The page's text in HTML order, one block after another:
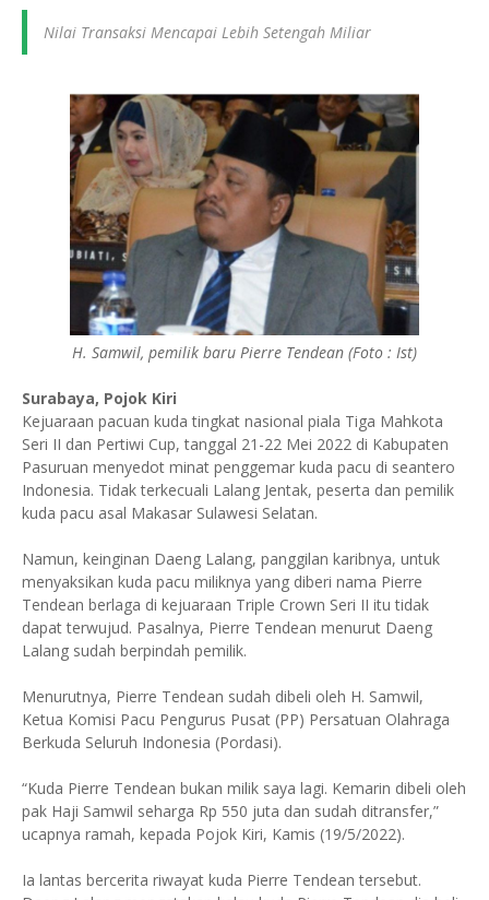
Nilai Transaksi Mencapai Lebih Setengah Miliar
H. Samwil, pemilik baru Pierre Tendean (Foto : Ist)
Surabaya, Pojok Kiri
Kejuaraan pacuan kuda tingkat nasional piala Tiga Mahkota
Seri II dan Pertiwi Cup, tanggal 21-22 Mei 2022 di Kabupaten
Pasuruan menyedot minat penggemar kuda pacu di seantero
Indonesia. Tidak terkecuali Lalang Jentak, peserta dan pemilik
kuda pacu asal Makasar Sulawesi Selatan.
Namun, keinginan Daeng Lalang, panggilan karibnya, untuk
menyaksikan kuda pacu miliknya yang diberi nama Pierre
Tendean berlaga di kejuaraan Triple Crown Seri II itu tidak
dapat terwujud. Pasalnya, Pierre Tendean menurut Daeng
Lalang sudah berpindah pemilik.
Menurutnya, Pierre Tendean sudah dibeli oleh H. Samwil,
Ketua Komisi Pacu Pengurus Pusat (PP) Persatuan Olahraga
Berkuda Seluruh Indonesia (Pordasi).
“Kuda Pierre Tendean bukan milik saya lagi. Kemarin dibeli oleh
pak Haji Samwil seharga Rp 550 juta dan sudah ditransfer,”
ucapnya ramah, kepada Pojok Kiri, Kamis (19/5/2022).
Ia lantas bercerita riwayat kuda Pierre Tendean tersebut.